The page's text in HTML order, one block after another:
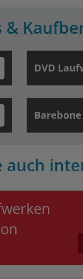
&
DVD
Barebone
auch